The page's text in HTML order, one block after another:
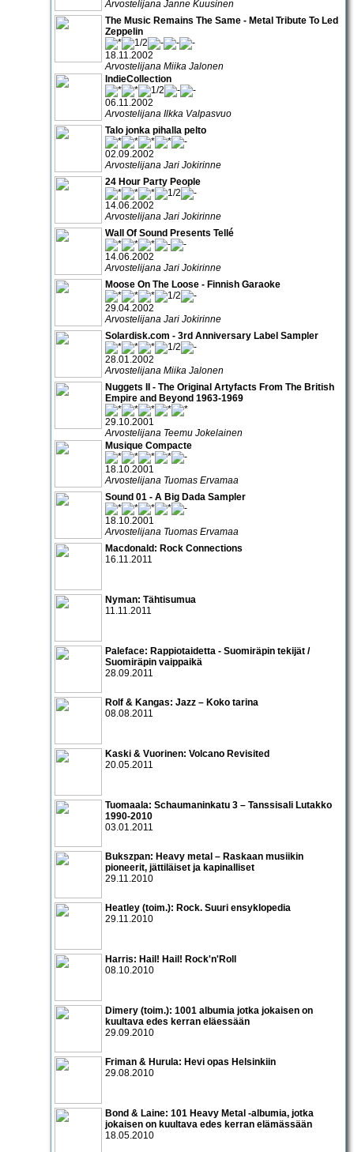
Arvostelijana Janne Kuusinen
The Music Remains The Same - Metal Tribute To Led
Zeppelin
18.11.2002
Arvostelijana Miika Jalonen
IndieCollection
06.11.2002
Arvostelijana Ilkka Valpasvuo
Talo jonka pihalla pelto
02.09.2002
Arvostelijana Jari Jokirinne
24 Hour Party People
14.06.2002
Arvostelijana Jari Jokirinne
Wall Of Sound Presents Tellé
14.06.2002
Arvostelijana Jari Jokirinne
Moose On The Loose - Finnish Garaoke
29.04.2002
Arvostelijana Jari Jokirinne
Solardisk.com - 3rd Anniversary Label Sampler
28.01.2002
Arvostelijana Miika Jalonen
Nuggets II - The Original Artyfacts From The British
Empire and Beyond 1963-1969
29.10.2001
Arvostelijana Teemu Jokelainen
Musique Compacte
18.10.2001
Arvostelijana Tuomas Ervamaa
Sound 01 - A Big Dada Sampler
18.10.2001
Arvostelijana Tuomas Ervamaa
Macdonald: Rock Connections
16.11.2011
Nyman: Tähtisumua
11.11.2011
Paleface: Rappiotaidetta - Suomiräpin tekijät /
Suomiräpin vaippaikä
28.09.2011
Rolf & Kangas: Jazz – Koko tarina
08.08.2011
Kaski & Vuorinen: Volcano Revisited
20.05.2011
Tuomaala: Schaumaninkatu 3 – Tanssisali Lutakko
1990­-2010
03.01.2011
Bukszpan: Heavy metal – Raskaan musiikin
pioneerit, jättiläiset ja kapinalliset
29.11.2010
Heatley (toim.): Rock. Suuri ensyklopedia
29.11.2010
Harris: Hail! Hail! Rock'n'Roll
08.10.2010
Dimery (toim.): 1001 albumia jotka jokaisen on
kuultava edes kerran eläessään
29.09.2010
Friman & Hurula: Hevi opas Helsinkiin
29.08.2010
Bond & Laine: 101 Heavy Metal -albumia, jotka
jokaisen on kuultava edes kerran elämässään
18.05.2010